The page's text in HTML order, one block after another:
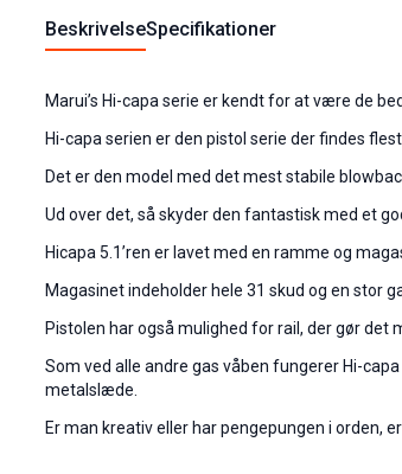
BeskrivelseSpecifikationer
Marui’s Hi-capa serie er kendt for at være de
Hi-capa serien er den pistol serie der findes
Det er den model med det mest stabile
Ud over det, så skyder den fantastisk med et
Hicapa 5.1’ren er lavet med en ramme og
Magasinet indeholder hele 31 skud og en stor
Pistolen har også mulighed for rail, der gør
Som ved alle andre gas våben fungerer Hi-
metalslæde.
Er man kreativ eller har pengepungen i orden,